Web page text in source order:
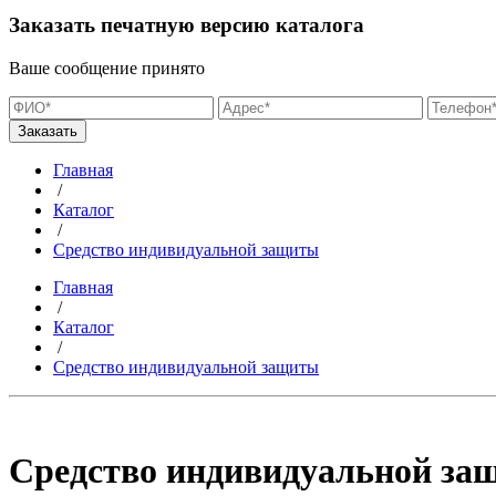
Заказать печатную версию каталога
Ваше сообщение принято
Главная
/
Каталог
/
Средство индивидуальной защиты
Главная
/
Каталог
/
Средство индивидуальной защиты
Средство индивидуальной